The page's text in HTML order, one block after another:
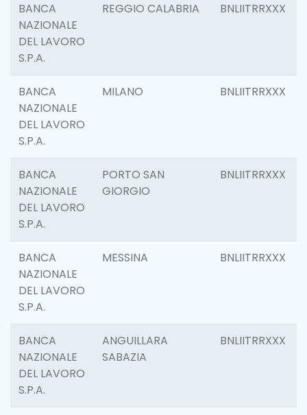
BANCA
NAZIONALE
DEL LAVORO
S.P.A.
REGGIO CALABRIA BNLIITRRXXX
BANCA
NAZIONALE
DEL LAVORO
S.P.A.
MILANO BNLIITRRXXX
BANCA
NAZIONALE
DEL LAVORO
S.P.A.
PORTO SAN
GIORGIO
BNLIITRRXXX
BANCA
NAZIONALE
DEL LAVORO
S.P.A.
MESSINA BNLIITRRXXX
BANCA
NAZIONALE
DEL LAVORO
S.P.A.
ANGUILLARA
SABAZIA
BNLIITRRXXX